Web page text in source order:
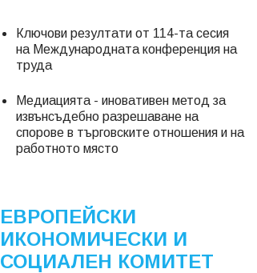
Ключови резултати от 114-та сесия
на Международната конференция на
труда
Медиацията - иновативен метод за
извънсъдебно разрешаване на
спорове в търговските отношения и на
работното място
ЕВРОПЕЙСКИ
ИКОНОМИЧЕСКИ И
СОЦИАЛЕН КОМИТЕТ